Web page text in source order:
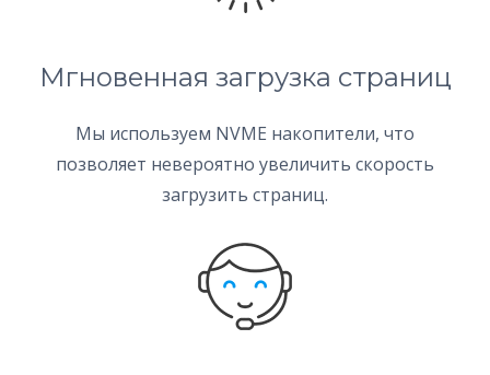
Мгновенная загрузка страниц
Мы используем NVME накопители, что
позволяет невероятно увеличить скорость
загрузить страниц.